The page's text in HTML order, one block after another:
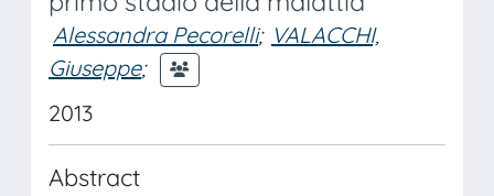
Alessandra Pecorelli; VALACCHI,
Giuseppe;
2013
Abstract